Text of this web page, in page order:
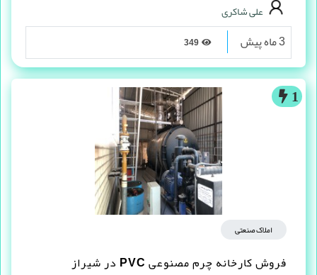
علی شاکری
3 ماه پیش
1
املاک صنعتی
فروش کارخانه چرم مصنوعى PVC در شیراز